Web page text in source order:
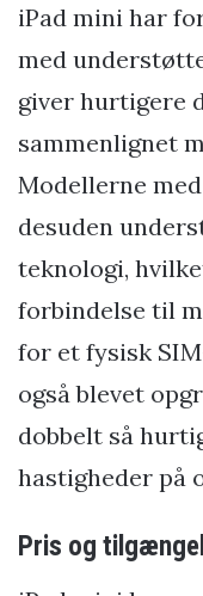
iPad mini har
med
giver hurtigere
sammenlignet
Modellerne
desuden
teknologi,
forbindelse til
for et fysisk
også blevet
dobbelt så
hastigheder på
Pris og